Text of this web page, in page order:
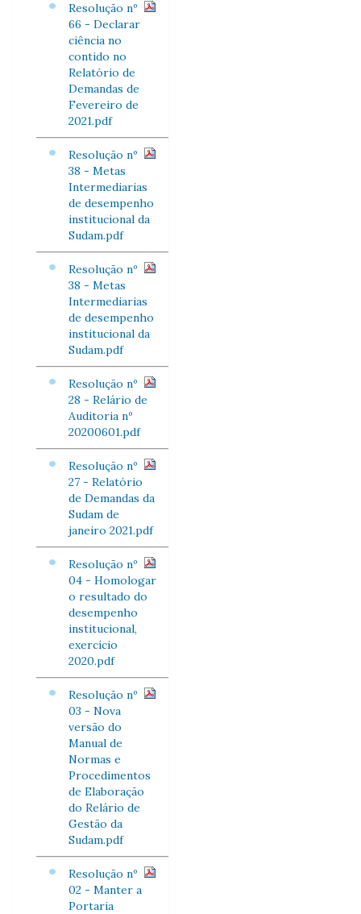
Resolução nº
66 - Declarar
ciência no
contido no
Relatório de
Demandas de
Fevereiro de
2021.pdf
Resolução nº
38 - Metas
Intermediarias
de desempenho
institucional da
Sudam.pdf
Resolução nº
38 - Metas
Intermediarias
de desempenho
institucional da
Sudam.pdf
Resolução nº
28 - Relário de
Auditoria nº
20200601.pdf
Resolução nº
27 - Relatório
de Demandas da
Sudam de
janeiro 2021.pdf
Resolução nº
04 - Homologar
o resultado do
desempenho
institucional,
exercício
2020.pdf
Resolução nº
03 - Nova
versão do
Manual de
Normas e
Procedimentos
de Elaboração
do Relário de
Gestão da
Sudam.pdf
Resolução nº
02 - Manter a
Portaria